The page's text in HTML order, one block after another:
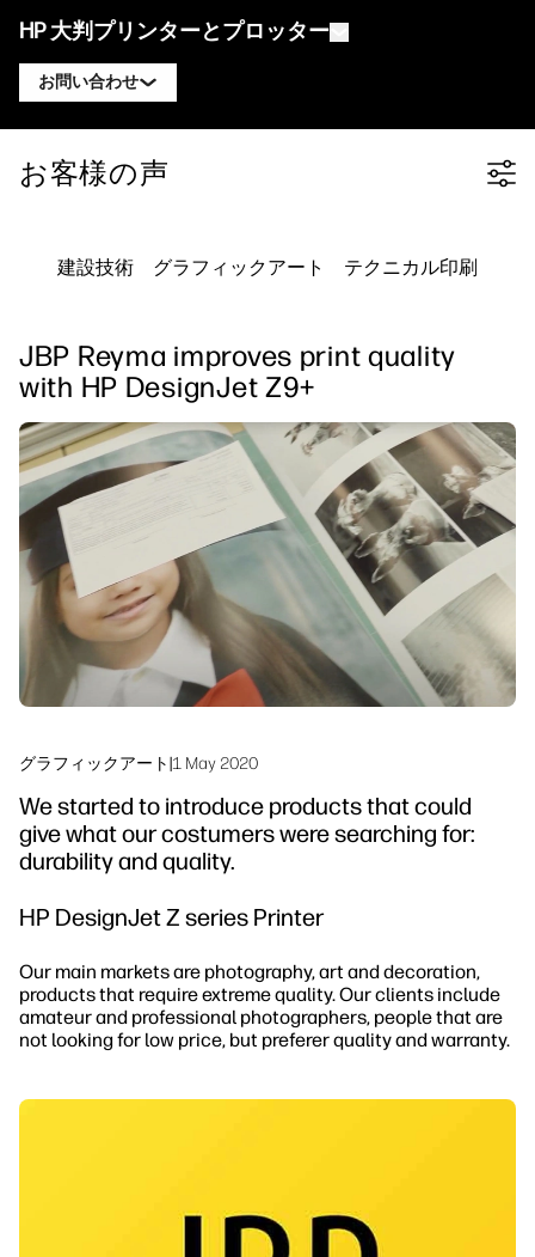
HP 大判プリンターとプロッター
お問い合わせ
HP DesignJet エキスパートに連絡
HP Latex エキスパートに連絡
PrintOS エキスパートに連絡
フォローする
linkedInfacebook
twitter youtube
HP DesignJet テクニカルプロッター
HP PageWide XL プリンター
HP Stitch プリンター
ソリューションとサービス
HP PrintOS プロダクションハブ
セキュリティ
リソース
ブログ
お客様の声
ワークフローソリューション
サステナビリティ
お客様の声
Filter category
建設技術 グラフィックアート テクニカル印刷
JBP Reyma improves print quality
with HP DesignJet Z9+
グラフィックアート|1 May 2020
We started to introduce products that could
give what our costumers were searching for:
durability and quality.
HP DesignJet Z series Printer
Our main markets are photography, art and decoration,
products that require extreme quality. Our clients include
amateur and professional photographers, people that are
not looking for low price, but preferer quality and warranty.